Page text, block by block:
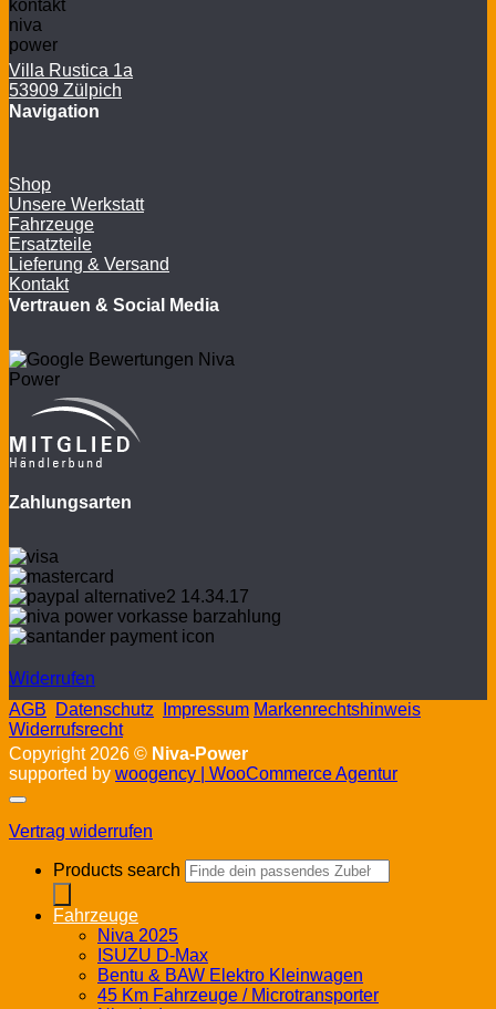
Villa Rustica 1a
53909 Zülpich
Navigation
Shop
Unsere Werkstatt
Fahrzeuge
Ersatzteile
Lieferung & Versand
Kontakt
Vertrauen & Social Media
Zahlungsarten
Widerrufen
AGB
Datenschutz Impressum Markenrechtshinweis
Widerrufsrecht
Copyright 2026 © Niva-Power
supported by woogency | WooCommerce Agentur
Vertrag widerrufen
Products search
Fahrzeuge
Niva 2025
ISUZU D-Max
Bentu & BAW Elektro Kleinwagen
45 Km Fahrzeuge / Microtransporter